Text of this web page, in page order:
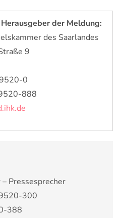
der Meldung:
des Saarlandes
9
0
888
Pressesprecher
300
388